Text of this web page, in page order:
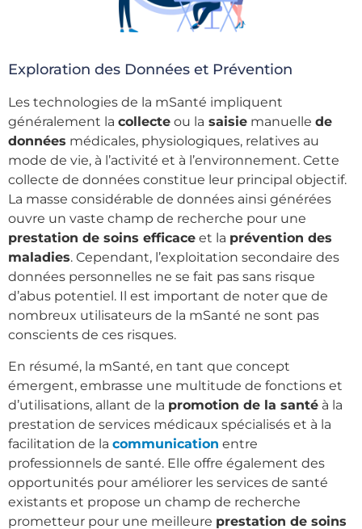
Exploration des Données et Prévention
Les technologies de la mSanté impliquent
généralement la collecte ou la saisie manuelle de
données médicales, physiologiques, relatives au
mode de vie, à l’activité et à l’environnement. Cette
collecte de données constitue leur principal objectif.
La masse considérable de données ainsi générées
ouvre un vaste champ de recherche pour une
prestation de soins efficace et la prévention des
maladies. Cependant, l’exploitation secondaire des
données personnelles ne se fait pas sans risque
d’abus potentiel. Il est important de noter que de
nombreux utilisateurs de la mSanté ne sont pas
conscients de ces risques.
En résumé, la mSanté, en tant que concept
émergent, embrasse une multitude de fonctions et
d’utilisations, allant de la promotion de la santé à la
prestation de services médicaux spécialisés et à la
facilitation de la communication entre
professionnels de santé. Elle offre également des
opportunités pour améliorer les services de santé
existants et propose un champ de recherche
prometteur pour une meilleure prestation de soins